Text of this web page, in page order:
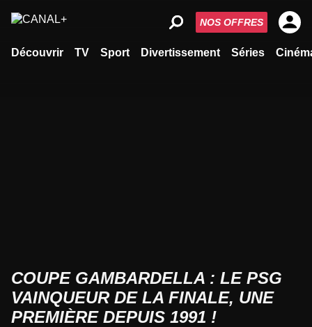
Découvrir TV Sport Divertissement Séries
NOS OFFRES
COUPE GAMBARDELLA : LE PSG
VAINQUEUR DE LA FINALE, UNE
PREMIÈRE DEPUIS 1991 !